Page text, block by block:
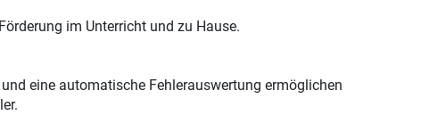
im Unterricht und zu Hause.
eine automatische Fehlerauswertung ermöglichen